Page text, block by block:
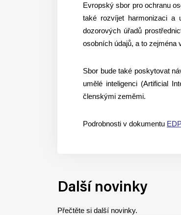
Evropský sbor pro ochranu
také rozvíjet harmonizaci a
dozorových úřadů
osobních údajů, a to zejména
Sbor bude také poskytovat
umělé inteligenci (Artificial
členskými zeměmi.
Podrobnosti v dokumentu
Další novinky
Přečtěte si další novinky.